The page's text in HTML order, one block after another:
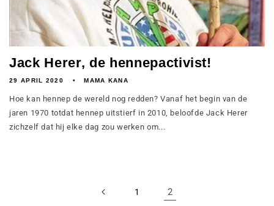
Jack Herer, de hennepactivist!
29 APRIL 2020 MAMA KANA
Hoe kan hennep de wereld nog redden? Vanaf het begin van de
jaren 1970 totdat hennep uitstierf in 2010, beloofde Jack Herer
zichzelf dat hij elke dag zou werken om...
1 2